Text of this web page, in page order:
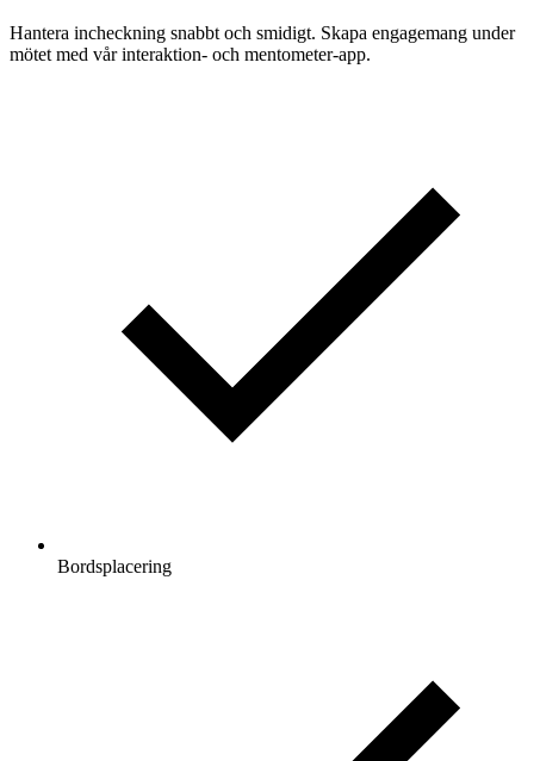
Hantera incheckning snabbt och smidigt. Skapa engagemang under
mötet med vår interaktion- och mentometer-app.
Bordsplacering